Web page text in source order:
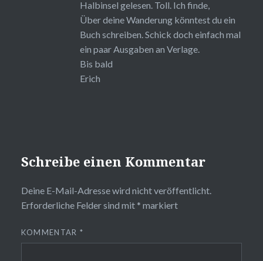
Halbinsel gelesen. Toll. Ich finde,
Über deine Wanderung könntest du ein
Buch schreiben. Schick doch einfach mal
ein paar Ausgaben an Verlage.
Bis bald
Erich
Schreibe einen Kommentar
Deine E-Mail-Adresse wird nicht veröffentlicht.
Erforderliche Felder sind mit * markiert
KOMMENTAR *